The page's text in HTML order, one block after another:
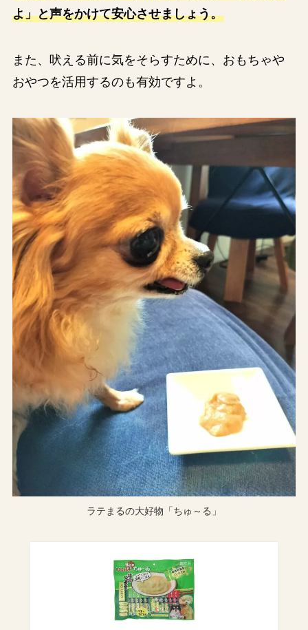
よ」と声をかけて安心させましょう。
また、吠える前に気をそらすために、おもちゃや
おやつを活用するのも有効ですよ。
ラテまるの大好物「ちゅ～る」